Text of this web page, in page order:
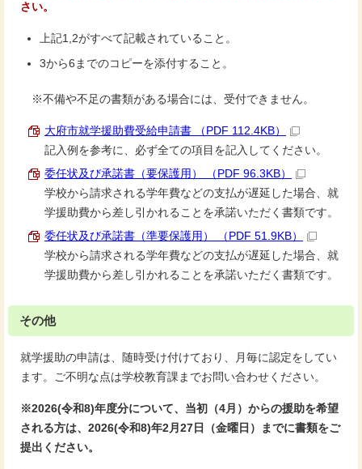
さい。
上記1,2がすべて記載されていること。
3から6までのコピーを添付すること。
※不備や不足の書類がある場合には、受付できません。
大府市就学援助費受給申請書 （PDF 112.4KB）
記入例を参考に、必ず全ての項目を記入してください。
委任状及び承諾書（要保護用） （PDF 96.3KB）
学校から請求される学年費などの支払が遅延した場合、就
学援助費から差し引かれることを承諾いただく書類です。
委任状及び承諾書（準要保護用） （PDF 51.9KB）
学校から請求される学年費などの支払が遅延した場合、就
学援助費から差し引かれることを承諾いただく書類です。
その他
就学援助の申請は、随時受け付けており、月毎に認定をしてい
ます。ご不明な点は学校教育課までお問い合わせください。
※2026(令和8)年度分について、当初（4月）からの援助を希望
される方は、2026(令和8)年2月27日（金曜日）までに書類をご
提出ください。